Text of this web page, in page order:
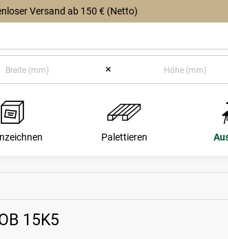
Versand ab 150 € (Netto)
×
Palettieren
15K5